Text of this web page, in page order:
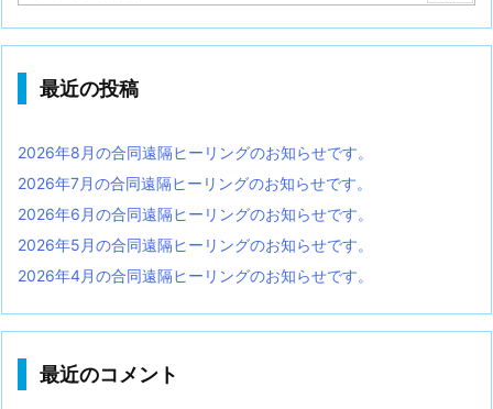
最近の投稿
2026年8月の合同遠隔ヒーリングのお知らせです。
2026年7月の合同遠隔ヒーリングのお知らせです。
2026年6月の合同遠隔ヒーリングのお知らせです。
2026年5月の合同遠隔ヒーリングのお知らせです。
2026年4月の合同遠隔ヒーリングのお知らせです。
最近のコメント